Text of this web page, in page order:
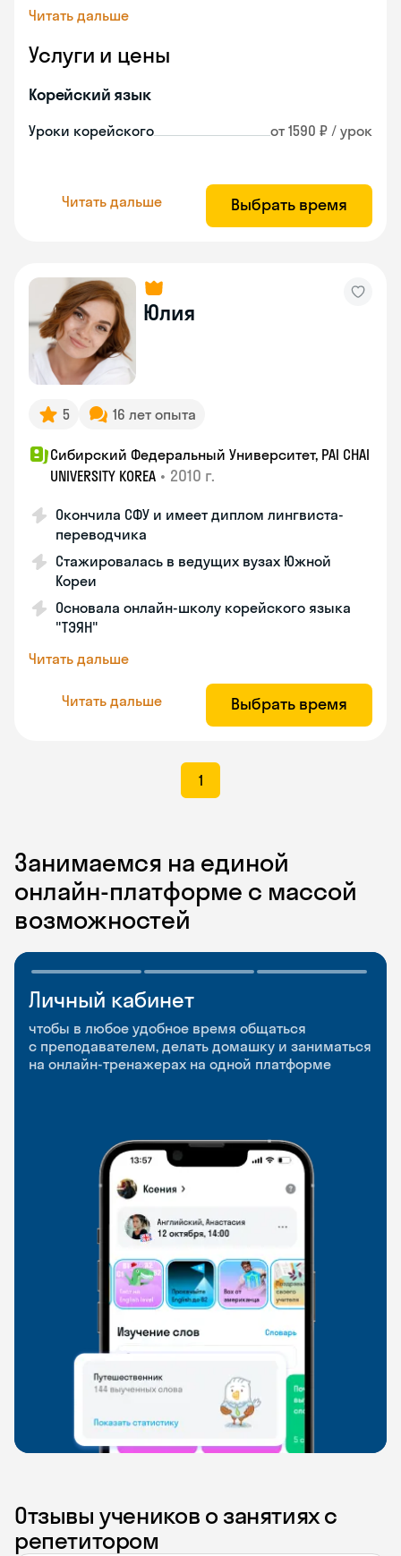
Читать дальше
Услуги и цены
Корейский язык
Уроки корейского от 1590 ₽ / урок
Читать дальше Выбрать время
Юлия
5 16 лет опыта
Сибирский Федеральный Университет, PAI CHAI
UNIVERSITY KOREA • 2010 г.
Окончила СФУ и имеет диплом лингвиста-
переводчика
Стажировалась в ведущих вузах Южной
Кореи
Основала онлайн-школу корейского языка
"ТЭЯН"
Читать дальше
Читать дальше Выбрать время
1
Занимаемся на единой
онлайн-платформе с массой
возможностей
Личный кабинет
чтобы в любое удобное время общаться
с преподавателем, делать домашку и заниматься
на онлайн-тренажерах на одной платформе
Мобильное
приложение
чтобы заниматься и изучать новые слова где
и когда удобно
Разговорные клубы
и Talks
Групповые занятия для разговорной практики
и индивидуальные встречи с преподавателями
Отзывы учеников о занятиях с
репетитором